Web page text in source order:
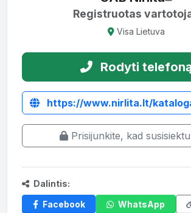
Registruotas
Visa Lietuva
Rodyti
https://www.nirlita.lt/katalogas/krautuvai/naudoti-krautuvai/elektrinis-krautuvas-
Prisijunkite, kad
Dalintis:
Facebook
WhatsApp